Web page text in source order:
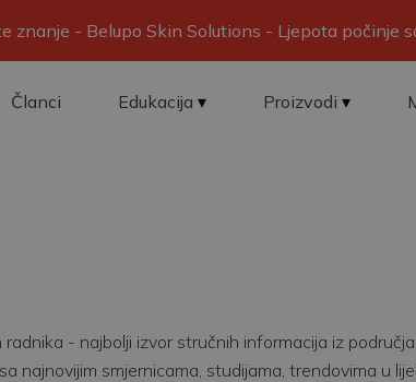
znanje - Belupo Skin Solutions - Ljepota počinje
Članci Edukacija Proizvodi
- najbolji izvor stručnih informacija iz područja
najnovijim smjernicama, studijama, trendovima u